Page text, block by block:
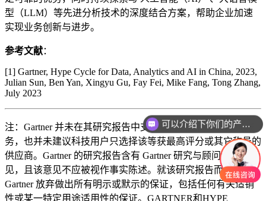
型（LLM）等先进分析技术的深度结合方案，帮助企业加速
实现业务创新与进步。
参考文献：
[1] Gartner, Hype Cycle for Data, Analytics and AI in China, 2023,
Julian Sun, Ben Yan, Xingyu Gu, Fay Fei, Mike Fang, Tong Zhang,
July 2023
注：Gartner 并未在其研究报告中支持任何供应商、产品或服
务，也并未建议科技用户只选择该等获最高评分或其它称号的
供应商。Gartner 的研究报告含有 Gartner 研究与顾问组织的意
见，且该意见不应被视作事实陈述。就该研究报告而言，
Gartner 放弃做出所有明示或默示的保证，包括任何有关适销
性或某一特定用途适用性的保证。GARTNER和HYPE
可以介绍下你们的产品么